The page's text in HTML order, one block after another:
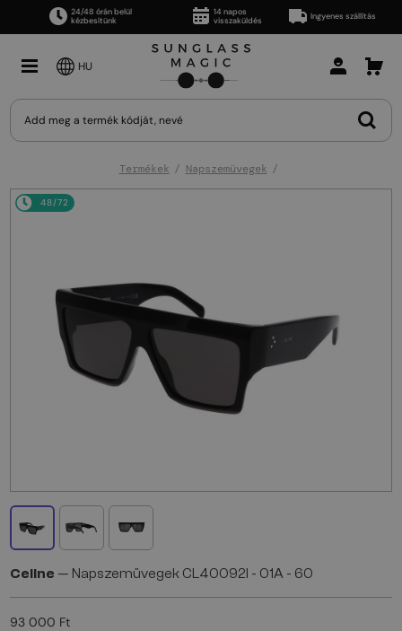
24/48 órán belül
kézbesítünk
14 napos
visszaküldés
Ingyenes szállítás
HU
Termékek Napszemüvegek
48/72
Celine — Napszemüvegek CL40092I - 01A - 60
93 000 Ft